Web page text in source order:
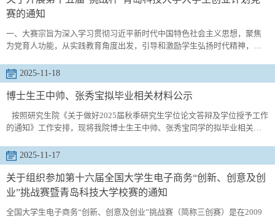
学经管学院“...
赛的通知
一、大赛宗旨为深入学习贯彻习近平新时代中国特色社会主义思想，聚焦
为党育人功能，从实践教育角度出发，引导和激励学生弘扬时代精神，把
情社情的了解，将所学知识与经济社会发展紧密结合，提高创新、创意、
创造、创业的意识和能力，提升社会化能力，学校决定举行第十五届“挑战
杯”大学生创业计划竞赛，并推荐优秀作品参加省赛、国赛。二、大赛介绍
2025-11-18
博士生王中帅、张秀宝拟毕业相关材料公示
按照研究生院《关于做好2025届秋季研究生学位论文答辩及学位授予工作
的通知》工作安排，现将我院博士生王中帅、张秀宝同学的拟毕业相关材
2025-11-17
关于组织参加第十六届全国大学生电子商务“创新、创意及创
业”挑战赛暨青岛科技大学校赛的通知
全国大学生电子商务“创新、创意及创业”挑战赛（简称三创赛）是在2009